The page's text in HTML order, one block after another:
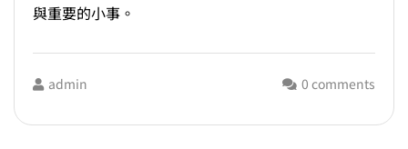
與重要的小事。
admin 0 comments